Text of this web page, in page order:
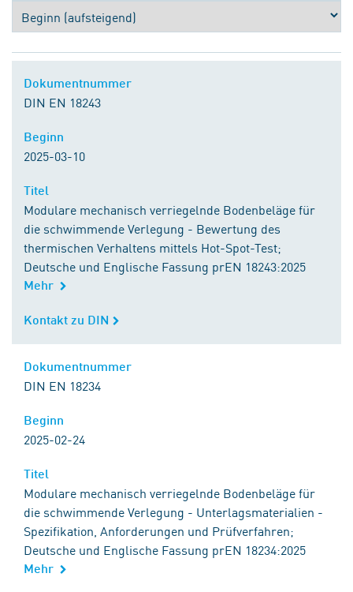
Dokumentnummer
DIN EN 18243
Beginn
2025-03-10
Titel
Modulare mechanisch verriegelnde Bodenbeläge für
die schwimmende Verlegung - Bewertung des
thermischen Verhaltens mittels Hot-Spot-Test;
Deutsche und Englische Fassung prEN 18243:2025
Mehr
Kontakt zu DIN
Kontakt zu DIN
Dokumentnummer
DIN EN 18234
Beginn
2025-02-24
Titel
Modulare mechanisch verriegelnde Bodenbeläge für
die schwimmende Verlegung - Unterlagsmaterialien -
Spezifikation, Anforderungen und Prüfverfahren;
Deutsche und Englische Fassung prEN 18234:2025
Mehr